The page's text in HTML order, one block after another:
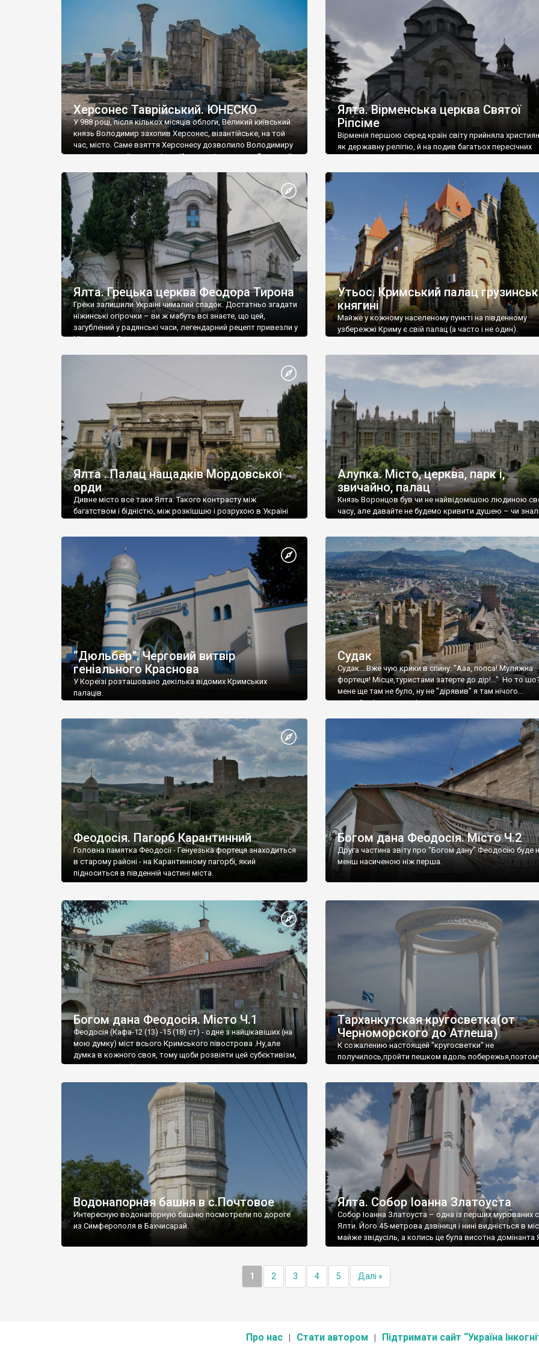
візантійської доби. Раритети викрадені з фондів об’єкту
культурної спадщини ЮНЕСКО «Херсонеса Таврійського».
Офіційно – на виставку «Золото Візантії», але експерти та
влада в Україні вважають це лише […]
називаються «повстяками» (postaki)…” “Вино. Крим
виробляє відмінне вино і його вдосталь: воно все
легке біле і дуже […]
Херсонес Таврійський. ЮНЕСКО
У 988 році, після кількох місяців облоги, Великий київський
князь Володимир захопив Херсонес, візантійське, на той
час, місто. Саме взяття Херсонесу дозволило Володимиру
диктувати свої умови візантійському імператору Василю ІІ,
Херсонесі Володимир-язичник, став Василем-
християнином. А потім було Хрещення Русі. На честь
Херсонесу Таврійського названо місто […]
Ялта. Вірменська церква Святої
Ріпсіме
Вірменія першою серед країн світу прийняла
як державну релігію, й на подив багатьох пересічних
Ялта. Грецька церква Феодора Тирона
Греки залишили Україні чималий спадок. Достатньо згадати
ніжинські огірочки – ви ж мабуть всі знаєте, що цей,
загублений у радянські часи, легендарний рецепт привезли у
Ніжин греки?
Утьос. Кримський палац
княгині
Майже у кожному населеному пункті на південному
узбережжі Криму є свій палац (а часто і не один).
Ялта . Палац нащадків Мордовської
орди
Дивне місто все таки Ялта. Такого контрасту між
багатством і бідністю, між розкішшю і розрухою в Україні
Алупка. Місто, церква, парк і,
звичайно, палац
Князь Воронцов був чи не найвідомішою людиною
часу, але давайте не будемо кривити душею – чи
“Дюльбер”. Черговий витвір
геніального Краснова
У Кореїзі розташовано декілька відомих Кримських
палаців.
Судак
Судак... Вже чую крики в спину: "Ааа, попса! Муляжна
фортеця! Місце,туристами затерте до дір!..." Но то
мене ще там не було, ну не "дірявив" я там нічого...
принаймні до цього літа.
Феодосія. Пагорб Карантинний
Головна памятка Феодосії - Генуезька фортеця знаходиться
в старому районі - на Карантинному пагорбі, який
підноситься в південній частині міста.
Богом дана Феодосія. Місто Ч.2
Друга частина звіту про "Богом дану" Феодосію буде
менш насиченою ніж перша.
Богом дана Феодосія. Місто Ч.1
Феодосія (Кафа-12 (13) -15 (18) ст) - одне з найцікавіших (на
мою думку) міст всього Кримського півострова .Ну,але
думка в кожного своя, тому щоби розвіяти цей субєктивізм,
запрошую відвідати це
Тарханкутская кругосветка(от
Черноморского до Атлеша)
К сожалению настоящей "кругосветки" не
получилось,пройти пешком вдоль
Водонапорная башня в с.Почтовое
Интересную водонапорную башню посмотрели по дороге
из Симферополя в Бахчисарай.
Ялта. Собор Іоанна Златоуста
Собор Іоанна Златоуста – одна із перших мурованих
Ялти. Його 45-метрова дзвіниця і нині видніється в
майже звідусіль, а колись це була висотна домінанта
1 2 3 4 5 Далі »
Про нас Стати автором Підтримати сайт “Україна